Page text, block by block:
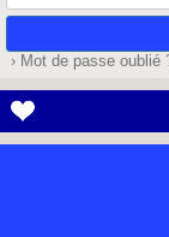
passe
› Mot de passe oublié